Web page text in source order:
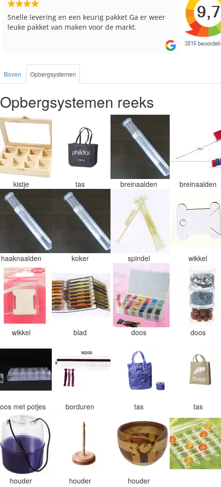
Snelle levering en een keurig pakket Ga er weer
leuke pakket van maken voor de markt.
Reeds
besteld,
Boven Opbergsystemen
Opbergsystemen reeks
kistje tas breinaalden breinaalden
haaknaalden koker spindel wikkel
wikkel blad doos doos
met potjes borduren tas tas
houder houder houder